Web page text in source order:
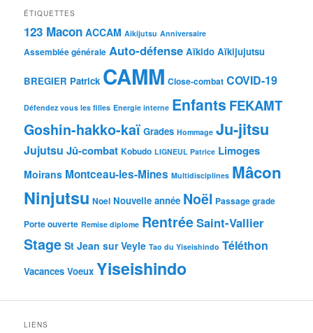
ÉTIQUETTES
123 Macon ACCAM Aikijutsu Anniversaire
Assemblée générale Auto-défense Aïkido Aïkijujutsu
BREGIER Patrick CAMM Close-combat COVID-19
Défendez vous les filles Energie interne Enfants FEKAMT
Goshin-hakko-kaï Grades Hommage Ju-jitsu
Jujutsu Jû-combat Kobudo LIGNEUL Patrice Limoges
Moirans Montceau-les-Mines Multidisciplines Mâcon
Ninjutsu Noel Nouvelle année Noël Passage grade
Porte ouverte Remise diplome RentréeSaint-Vallier
Stage St Jean sur Veyle Tao du Yiseishindo Téléthon
Vacances Voeux Yiseishindo
LIENS